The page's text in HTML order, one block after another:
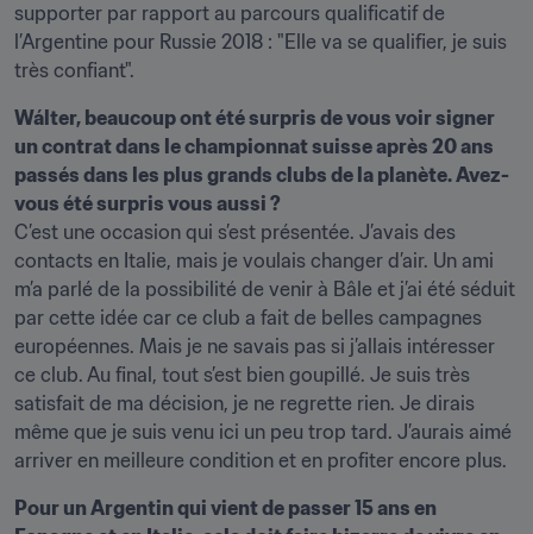
supporter par rapport au parcours qualificatif de
l’Argentine pour Russie 2018 : "Elle va se qualifier, je suis
très confiant".
Wálter, beaucoup ont été surpris de vous voir signer
un contrat dans le championnat suisse après 20 ans
passés dans les plus grands clubs de la planète. Avez-
vous été surpris vous aussi ?
C’est une occasion qui s’est présentée. J’avais des
contacts en Italie, mais je voulais changer d’air. Un ami
m’a parlé de la possibilité de venir à Bâle et j’ai été séduit
par cette idée car ce club a fait de belles campagnes
européennes. Mais je ne savais pas si j’allais intéresser
ce club. Au final, tout s’est bien goupillé. Je suis très
satisfait de ma décision, je ne regrette rien. Je dirais
même que je suis venu ici un peu trop tard. J’aurais aimé
arriver en meilleure condition et en profiter encore plus.
Pour un Argentin qui vient de passer 15 ans en